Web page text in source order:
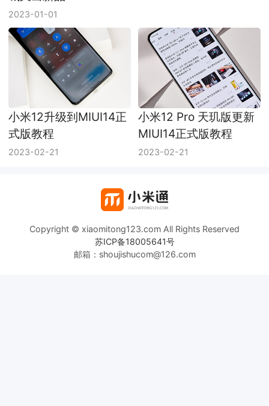
小米12升级到MIUI14正
式版教程
2023-02-21
小米12 Pro 天玑版更新
MIUI14正式版教程
2023-02-21
Copyright © xiaomitong123.com All Rights Reserved
苏ICP备18005641号
邮箱：shoujishucom@126.com